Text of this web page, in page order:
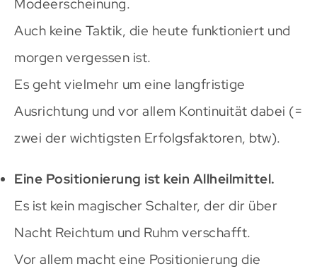
Modeerscheinung.
Auch keine Taktik, die heute funktioniert und
morgen vergessen ist.
Es geht vielmehr um eine langfristige
Ausrichtung und vor allem Kontinuität dabei (=
zwei der wichtigsten Erfolgsfaktoren, btw).
Eine Positionierung ist kein Allheilmittel.
Es ist kein magischer Schalter, der dir über
Nacht Reichtum und Ruhm verschafft.
Vor allem macht eine Positionierung die